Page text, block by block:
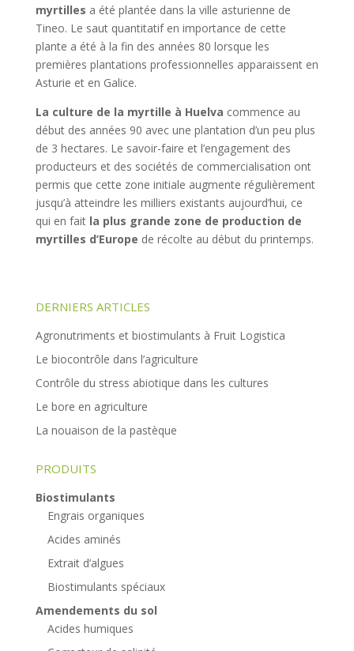
myrtilles a été plantée dans la ville asturienne de
Tineo. Le saut quantitatif en importance de cette
plante a été à la fin des années 80 lorsque les
premières plantations professionnelles apparaissent en
Asturie et en Galice.
La culture de la myrtille à Huelva commence au
début des années 90 avec une plantation d’un peu plus
de 3 hectares. Le savoir-faire et l’engagement des
producteurs et des sociétés de commercialisation ont
permis que cette zone initiale augmente régulièrement
jusqu’à atteindre les milliers existants aujourd’hui, ce
qui en fait la plus grande zone de production de
myrtilles d’Europe de récolte au début du printemps.
DERNIERS ARTICLES
Agronutriments et biostimulants à Fruit Logistica
Le biocontrôle dans l’agriculture
Contrôle du stress abiotique dans les cultures
Le bore en agriculture
La nouaison de la pastèque
PRODUITS
Biostimulants
Engrais organiques
Acides aminés
Extrait d’algues
Biostimulants spéciaux
Amendements du sol
Acides humiques